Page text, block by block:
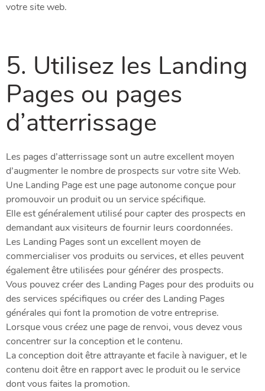
votre site web.
5. Utilisez les Landing
Pages ou pages
d’atterrissage
Les pages d’atterrissage sont un autre excellent moyen
d’augmenter le nombre de prospects sur votre site Web.
Une Landing Page est une page autonome conçue pour
promouvoir un produit ou un service spécifique.
Elle est généralement utilisé pour capter des prospects en
demandant aux visiteurs de fournir leurs coordonnées.
Les Landing Pages sont un excellent moyen de
commercialiser vos produits ou services, et elles peuvent
également être utilisées pour générer des prospects.
Vous pouvez créer des Landing Pages pour des produits ou
des services spécifiques ou créer des Landing Pages
générales qui font la promotion de votre entreprise.
Lorsque vous créez une page de renvoi, vous devez vous
concentrer sur la conception et le contenu.
La conception doit être attrayante et facile à naviguer, et le
contenu doit être en rapport avec le produit ou le service
dont vous faites la promotion.